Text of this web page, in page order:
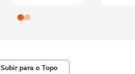
Subir para o Topo